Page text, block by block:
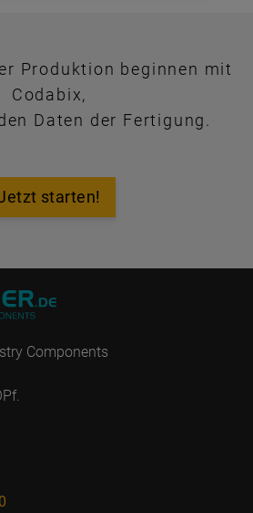
Produktion beginnen mit
Codabix,
Daten der Fertigung.
starten!
Components